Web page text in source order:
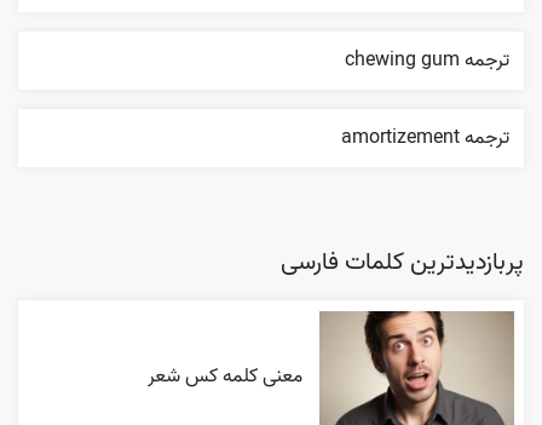
ترجمه chewing gum
ترجمه amortizement
پربازدیدترین کلمات فارسی
معنی کلمه کس شعر